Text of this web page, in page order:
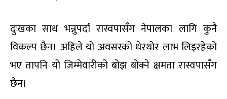
दुःखका साथ भन्नुपर्दा रास्वपासँग नेपालका लागि कुनै
विकल्प छैन। अहिले यो अवसरको धेरथोर लाभ लिइरहेको
भए तापनि यो जिम्मेवारीको बोझ बोक्ने क्षमता रास्वपासँग
छैन।